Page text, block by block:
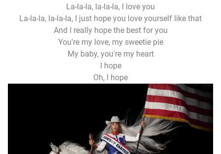
La-la-la, la-la-la, I love you
La-la-la, la-la-la, I just hope you love yourself like that
And I really hope the best for you
You're my love, my sweetie pie
My baby, you're my heart
I hope
Oh, I hope